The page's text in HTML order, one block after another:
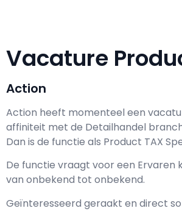
Vacature
Action
Action heeft momenteel een
affiniteit met de Detailhandel
Dan is de functie als Product TAX
De functie vraagt voor een Ervaren
van onbekend tot onbekend.
Geïnteresseerd geraakt en direct